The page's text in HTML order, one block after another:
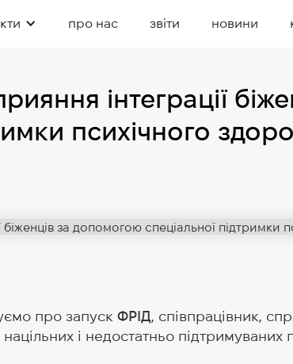
про нас звіти новини
інтеграції
психічного
про запуск ФРІД
, співпрацівник,
і недостатньо підтримуваних